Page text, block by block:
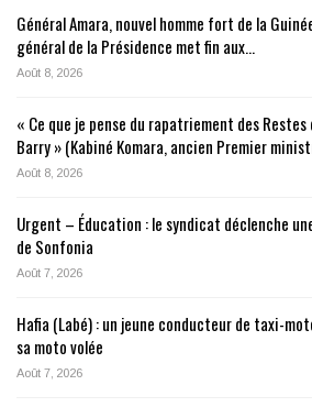
Général Amara, nouvel homme fort de la
général de la Présidence met fin aux…
Août 8, 2026
« Ce que je pense du rapatriement des Restes
Barry » (Kabiné Komara, ancien Premier
Août 8, 2026
Urgent – Éducation : le syndicat déclenche
de Sonfonia
Août 7, 2026
Hafia (Labé) : un jeune conducteur de taxi-
sa moto volée
Août 7, 2026